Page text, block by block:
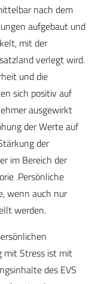
nach dem
aufgebaut und
mit der
verlegt wird.
und die
sich positiv auf
ausgewirkt
der Werte auf
der
im Bereich der
‚Persönliche
wenn auch nur
werden.
mit Stress ist mit
des EVS